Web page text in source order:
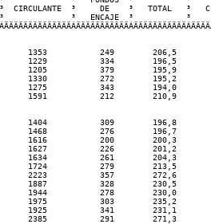
CIRCULANTE  ³     DE    ³   TOTAL   ³
³   ENCAJE  ³           ³
1353           249
1229           334
1205           379
1330           272
1275           343
1591           212
1404           309
1468           276
1616           200
1627           226
1634           261
1724           279
2223           357
1887           328
1944           278
1975           303
1925           341
2385           291